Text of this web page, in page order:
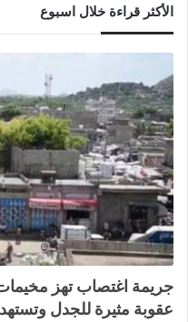
الأكثر قراءة خلال اسبوع
جريمة اغتصاب تهز
عقوبة مثيرة للجدل